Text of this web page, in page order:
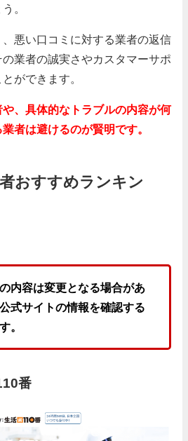
。
悪い口コミに対する業者の返信
業者の誠実さやカスタマーサポ
ができます。
、具体的なトラブルの内容が何
者は避けるのが賢明です。
おすすめランキン
内容は変更となる場合があ
式サイトの情報を確認する
。
番